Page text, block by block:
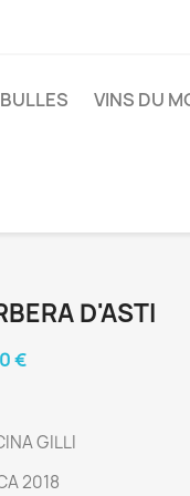
VINS DU
D'ASTI
€
GILLI
2018